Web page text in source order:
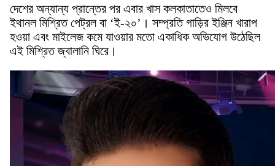
দেশের অন্যান্য প্রান্তের পর এবার খাস কলকাতাতেও মিলবে
ইথানল মিশ্রিত পেট্রল বা ‘ই-২০’। সম্প্রতি গাড়ির ইঞ্জিন খারাপ
হওয়া এবং মাইলেজ কমে যাওয়ার মতো একাধিক অভিযোগ উঠেছিল
এই মিশ্রিত জ্বালানি ঘিরে।